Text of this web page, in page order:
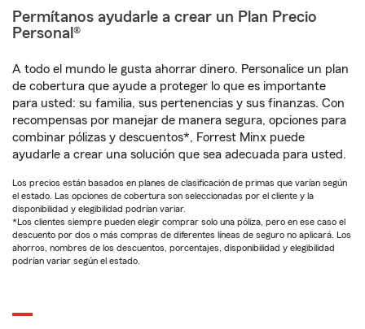
Permítanos ayudarle a crear un Plan Precio
Personal®
A todo el mundo le gusta ahorrar dinero. Personalice un plan
de cobertura que ayude a proteger lo que es importante
para usted: su familia, sus pertenencias y sus finanzas. Con
recompensas por manejar de manera segura, opciones para
combinar pólizas y descuentos*, Forrest Minx puede
ayudarle a crear una solución que sea adecuada para usted.
Los precios están basados en planes de clasificación de primas que varían según
el estado. Las opciones de cobertura son seleccionadas por el cliente y la
disponibilidad y elegibilidad podrían variar.
*Los clientes siempre pueden elegir comprar solo una póliza, pero en ese caso el
descuento por dos o más compras de diferentes líneas de seguro no aplicará. Los
ahorros, nombres de los descuentos, porcentajes, disponibilidad y elegibilidad
podrían variar según el estado.